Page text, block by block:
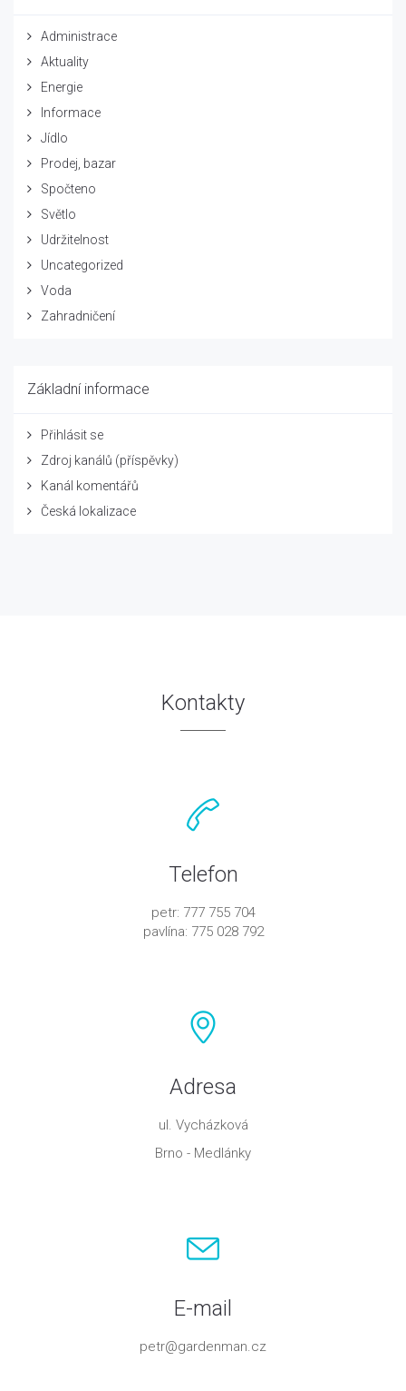
Administrace
Aktuality
Energie
Informace
Jídlo
Prodej, bazar
Spočteno
Světlo
Udržitelnost
Uncategorized
Voda
Zahradničení
Základní informace
Přihlásit se
Zdroj kanálů (příspěvky)
Kanál komentářů
Česká lokalizace
Kontakty
Telefon
petr: 777 755 704
pavlína: 775 028 792
Adresa
ul. Vycházková
Brno - Medlánky
E-mail
petr@gardenman.cz